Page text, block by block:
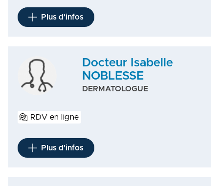
Plus d'infos
Docteur Isabelle
NOBLESSE
DERMATOLOGUE
RDV en ligne
Plus d'infos